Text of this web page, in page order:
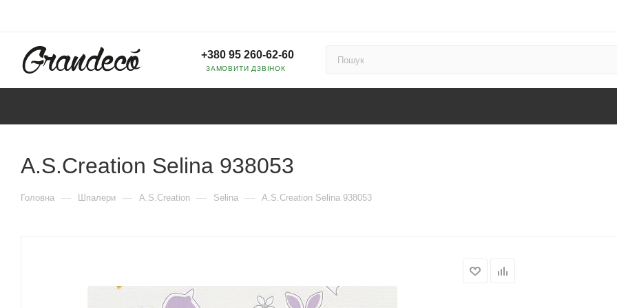
+380 95 260-62-60
ЗАМОВИТИ ДЗВІНОК
A.S.Creation Selina 938053
Головна — Шпалери — A.S.Creation — Selina — A.S.Creation Selina 938053